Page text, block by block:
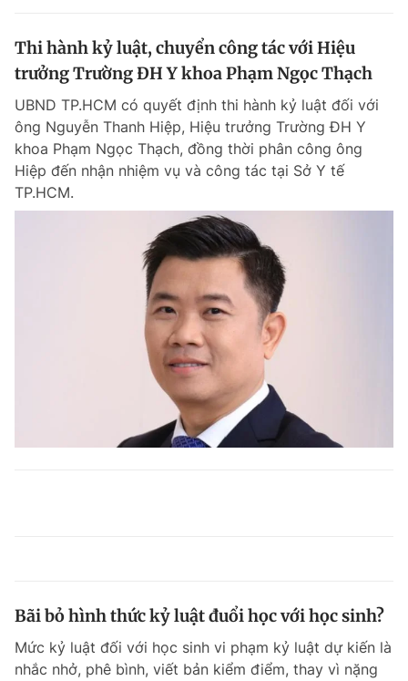
Thi hành kỷ luật, chuyển công tác với Hiệu
trưởng Trường ĐH Y khoa Phạm Ngọc Thạch
UBND TP.HCM có quyết định thi hành kỷ luật đối với
ông Nguyễn Thanh Hiệp, Hiệu trưởng Trường ĐH Y
khoa Phạm Ngọc Thạch, đồng thời phân công ông
Hiệp đến nhận nhiệm vụ và công tác tại Sở Y tế
TP.HCM.
Bãi bỏ hình thức kỷ luật đuổi học với học sinh?
Mức kỷ luật đối với học sinh vi phạm kỷ luật dự kiến là
nhắc nhở, phê bình, viết bản kiểm điểm, thay vì nặng